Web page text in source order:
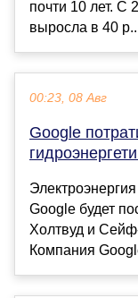
почти 10 лет. С
выросла в 40
00:23, 08 Авг
Google
Google будет
Холтвуд и
Компания